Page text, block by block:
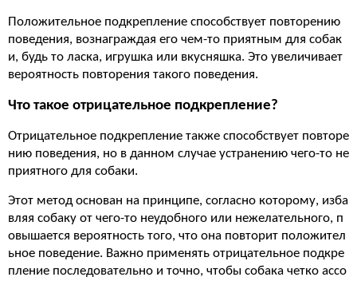
Положительное подкрепление способствует повторению
поведения, вознаграждая его чем-то приятным для собак
и, будь то ласка, игрушка или вкусняшка. Это увеличивает
вероятность повторения такого поведения.
Что такое отрицательное подкрепление?
Отрицательное подкрепление также способствует повторе
нию поведения, но в данном случае устранению чего-то не
приятного для собаки.
Этот метод основан на принципе, согласно которому, изба
вляя собаку от чего-то неудобного или нежелательного, п
овышается вероятность того, что она повторит положител
ьное поведение. Важно применять отрицательное подкре
пление последовательно и точно, чтобы собака четко ассо